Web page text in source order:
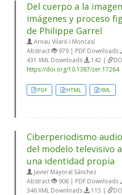
Del cuerpo a la
imágenes y proceso
de Philippe Garrel
Arnau Vilaró i Moncasí
Abstract
979 | PDF Downloads
431 XML Downloads
142 |
https://doi.org/10.1387/zer.17264
PDF HTML XML
Ciberperiodismo
del modelo televisivo
una identidad propia
Javier Mayoral Sánchez
Abstract
906 | PDF Downloads
346 XML Downloads
115 |